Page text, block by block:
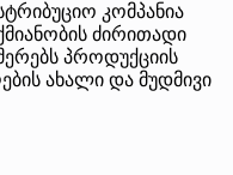
კომპანია
ძირითადი
პროდუქციის
ახალი და მუდმივი